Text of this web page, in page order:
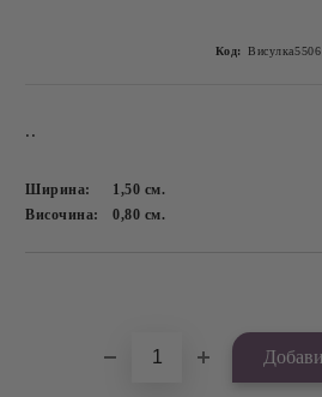
Код: Висулка5506
..
Ширина: 1,50 см.
Височина:
0,80 см.